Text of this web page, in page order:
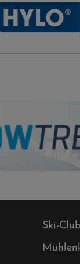
Ski-Club